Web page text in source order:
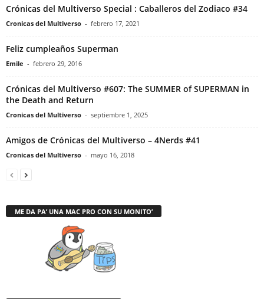
Crónicas del Multiverso Special : Caballeros del Zodiaco #34
Cronicas del Multiverso - febrero 17, 2021
Feliz cumpleaños Superman
Emile - febrero 29, 2016
Crónicas del Multiverso #607: The SUMMER of SUPERMAN in
the Death and Return
Cronicas del Multiverso - septiembre 1, 2025
Amigos de Crónicas del Multiverso – 4Nerds #41
Cronicas del Multiverso - mayo 16, 2018
ME DA PA’ UNA MAC PRO CON SU MONITO’